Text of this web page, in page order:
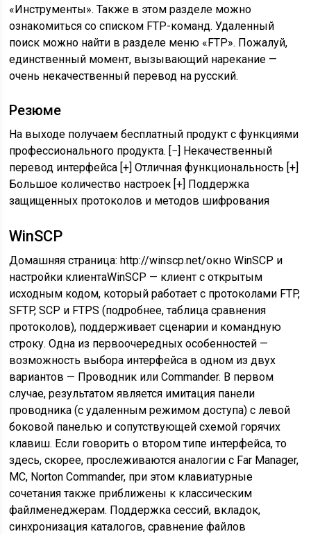
«Инструменты». Также в этом разделе можно
ознакомиться со списком FTP-команд. Удаленный
поиск можно найти в разделе меню «FTP». Пожалуй,
единственный момент, вызывающий нарекание —
очень некачественный перевод на русский.
Резюме
На выходе получаем бесплатный продукт с функциями
профессионального продукта. [−] Некачественный
перевод интерфейса [+] Отличная функциональность [+]
Большое количество настроек [+] Поддержка
защищенных протоколов и методов шифрования
WinSCP
Домашняя страница: http://winscp.net/окно WinSCP и
настройки клиентаWinSCP — клиент с открытым
исходным кодом, который работает с протоколами FTP,
SFTP, SCP и FTPS (подробнее, таблица сравнения
протоколов), поддерживает сценарии и командную
строку. Одна из первоочередных особенностей —
возможность выбора интерфейса в одном из двух
вариантов — Проводник или Commander. В первом
случае, результатом является имитация панели
проводника (с удаленным режимом доступа) с левой
боковой панелью и сопутствующей схемой горячих
клавиш. Если говорить о втором типе интерфейса, то
здесь, скорее, прослеживаются аналогии с Far Manager,
MC, Norton Commander, при этом клавиатурные
сочетания также приближены к классическим
файлменеджерам. Поддержка сессий, вкладок,
синхронизация каталогов, сравнение файлов